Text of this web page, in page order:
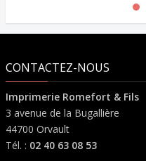
CONTACTEZ-NOUS
Imprimerie Romefort & Fils
3 avenue de la Bugallière
44700 Orvault
Tél. : 02 40 63 08 53